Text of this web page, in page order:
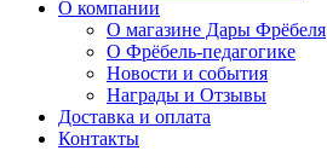
О компании
О магазине Дары Фрёбеля
О Фрёбель-педагогике
Новости и события
Награды и Отзывы
Доставка и оплата
Контакты